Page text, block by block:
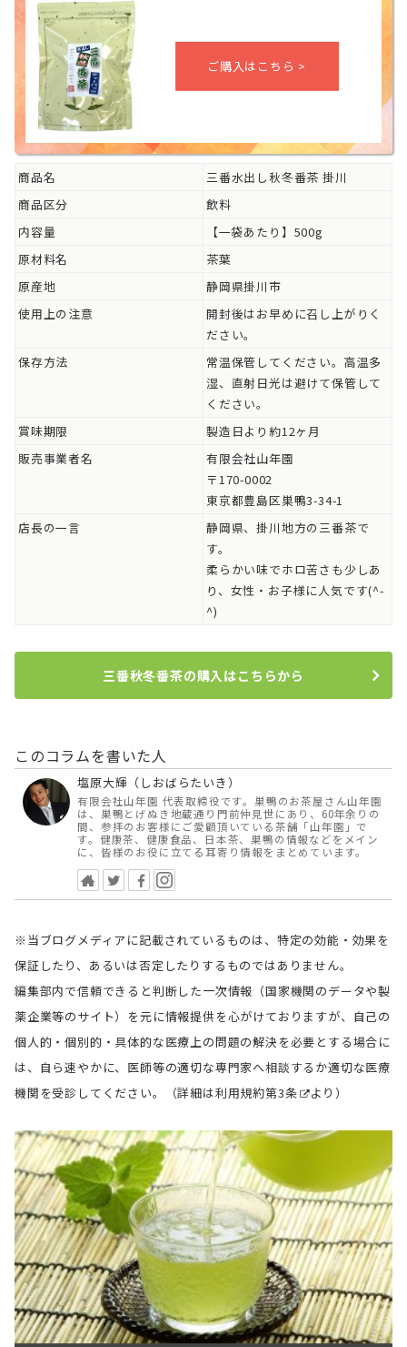
商品名
三番水出し秋冬番茶 掛川
商品区分
飲料
内容量
【一袋あたり】500g
原材料名
茶葉
原産地
静岡県掛川市
使用上の注意
開封後はお早めに召し上がりく
ださい。
保存方法
常温保管してください。高温多
湿、直射日光は避けて保管して
ください。
賞味期限
製造日より約12ヶ月
販売事業者名
有限会社山年園
〒170-0002
東京都豊島区巣鴨3-34-1
店長の一言
静岡県、掛川地方の三番茶で
す。
柔らかい味でホロ苦さも少しあ
り、女性・お子様に人気です(^-
^)
三番秋冬番茶の購入はこちらから
このコラムを書いた人
塩原大輝（しおばらたいき）
有限会社山年園 代表取締役です。巣鴨のお茶屋さん山年園
は、巣鴨とげぬき地蔵通り門前仲見世にあり、60年余りの
間、参拝のお客様にご愛顧頂いている茶舗「山年園」で
す。健康茶、健康食品、日本茶、巣鴨の情報などをメイン
に、皆様のお役に立てる耳寄り情報をまとめています。
※当ブログメディアに記載されているものは、特定の効能・効果を
保証したり、あるいは否定したりするものではありません。
編集部内で信頼できると判断した一次情報（国家機関のデータや製
薬企業等のサイト）を元に情報提供を心がけておりますが、自己の
個人的・個別的・具体的な医療上の問題の解決を必要とする場合に
は、自ら速やかに、医師等の適切な専門家へ相談するか適切な医療
機関を受診してください。（詳細は利用規約第3条 より）